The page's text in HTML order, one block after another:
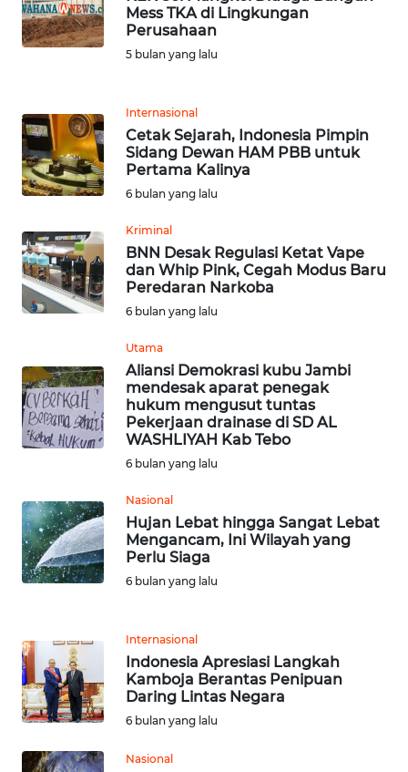
Mess TKA di Lingkungan
Perusahaan
5 bulan yang lalu
Internasional
Cetak Sejarah, Indonesia Pimpin
Sidang Dewan HAM PBB untuk
Pertama Kalinya
6 bulan yang lalu
Kriminal
BNN Desak Regulasi Ketat Vape
dan Whip Pink, Cegah Modus Baru
Peredaran Narkoba
6 bulan yang lalu
Utama
Aliansi Demokrasi kubu Jambi
mendesak aparat penegak
hukum mengusut tuntas
Pekerjaan drainase di SD AL
WASHLIYAH Kab Tebo
6 bulan yang lalu
Nasional
Hujan Lebat hingga Sangat Lebat
Mengancam, Ini Wilayah yang
Perlu Siaga
6 bulan yang lalu
Internasional
Indonesia Apresiasi Langkah
Kamboja Berantas Penipuan
Daring Lintas Negara
6 bulan yang lalu
Nasional
WN
TANJUNG
LESUNG
KARO
WN
SIMALUNGUN
WN
LABUHANBATU
WN
TAPANULI
WN DELI
SERDANG
WN
WN
PAKPAK
WN
BEKASI
BOGOR